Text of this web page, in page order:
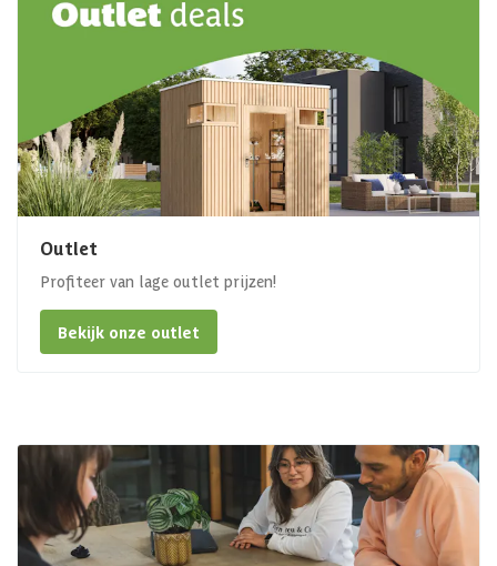
Outlet
Profiteer van lage outlet prijzen!
Bekijk onze outlet